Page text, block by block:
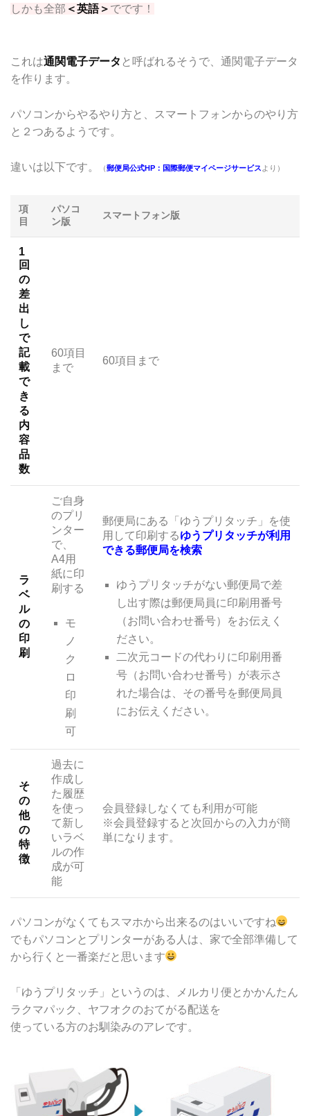
しかも全部 ＜英語＞ でです！
これは通関電子データ と呼ばれるそうで、通関電子データ
を作ります。
パソコンからやるやり方と、スマートフォンからのやり方
と２つあるようです。
違いは以下です。 （郵便局公式HP：国際郵便マイページサービス より）
項
目
パソコ
ン版
スマートフォン版
1
回
の
差
出
し
で
記
載
で
き
る
内
容
品
数
60項目
まで
60項目まで
ラ
ベ
ル
の
印
刷
ご自身
のプリ
ンター
で、
A4用
紙に印
刷する
モ
ノ
ク
ロ
印
刷
可
郵便局にある「ゆうプリタッチ」を使
用して印刷するゆうプリタッチが利用
できる郵便局を検索
ゆうプリタッチがない郵便局で差
し出す際は郵便局員に印刷用番号
（お問い合わせ番号）をお伝えく
ださい。
二次元コードの代わりに印刷用番
号（お問い合わせ番号）が表示さ
れた場合は、その番号を郵便局員
にお伝えください。
そ
の
他
の
特
徴
過去に
作成し
た履歴
を使っ
て新し
いラベ
ルの作
成が可
能
会員登録しなくても利用が可能
※会員登録すると次回からの入力が簡
単になります。
パソコンがなくてもスマホから出来るのはいいですね
でもパソコンとプリンターがある人は、家で全部準備して
から行くと一番楽だと思います
「ゆうプリタッチ」というのは、メルカリ便とかかんたん
ラクマパック、ヤフオクのおてがる配送を
使っている方のお馴染みのアレです。